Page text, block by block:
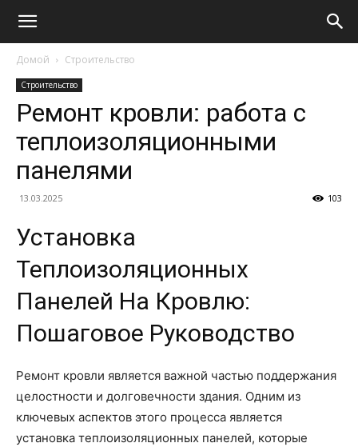
Домой Строительство
Строительство
Ремонт кровли: работа с
теплоизоляционными
панелями
13.03.2025 103
Установка
Теплоизоляционных
Панелей На Кровлю:
Пошаговое Руководство
Ремонт кровли является важной частью поддержания
целостности и долговечности здания. Одним из
ключевых аспектов этого процесса является
установка теплоизоляционных панелей, которые